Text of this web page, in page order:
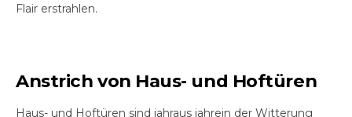
Flair erstrahlen.
Anstrich von Haus- und Hoftüren
Haus- und Hoftüren sind jahraus jahrein der Witterung